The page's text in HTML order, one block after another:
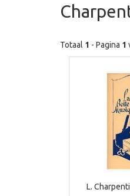
Totaal 1 - Pagina 1
L.